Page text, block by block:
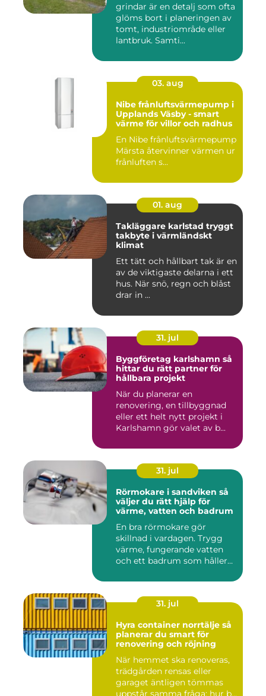
grindar är en detalj som ofta
glöms bort i planeringen av
tomt, industriområde eller
lantbruk. Samti...
03. aug
Nibe frånluftsvärmepump i
Upplands Väsby - smart
värme för villor och radhus
En Nibe frånluftsvärmepump
Märsta återvinner värmen ur
frånluften s...
01. aug
Takläggare karlstad tryggt
takbyte i värmländskt
klimat
Ett tätt och hållbart tak är en
av de viktigaste delarna i ett
hus. När snö, regn och blåst
drar in ...
31. jul
Byggföretag karlshamn så
hittar du rätt partner för
hållbara projekt
När du planerar en
renovering, en tillbyggnad
eller ett helt nytt projekt i
Karlshamn gör valet av b...
31. jul
Rörmokare i sandviken så
väljer du rätt hjälp för
värme, vatten och badrum
En bra rörmokare gör
skillnad i vardagen. Trygg
värme, fungerande vatten
och ett badrum som håller
31. jul
Hyra container norrtälje så
planerar du smart för
renovering och röjning
När hemmet ska renoveras,
trädgården rensas eller
garaget äntligen tömmas
uppstår samma fråga: hur b...